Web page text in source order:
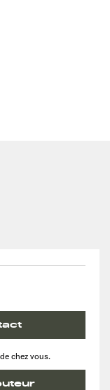
chez vous.